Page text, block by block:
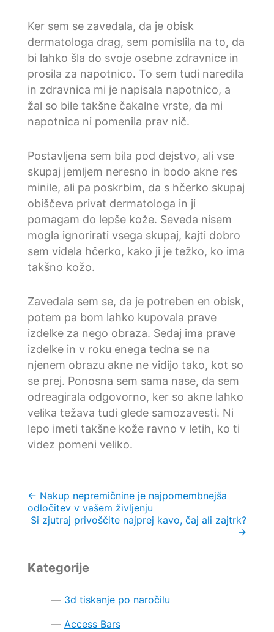
Ker sem se zavedala, da je obisk
dermatologa drag, sem pomislila na to, da
bi lahko šla do svoje osebne zdravnice in
prosila za napotnico. To sem tudi naredila
in zdravnica mi je napisala napotnico, a
žal so bile takšne čakalne vrste, da mi
napotnica ni pomenila prav nič.
Postavljena sem bila pod dejstvo, ali vse
skupaj jemljem neresno in bodo akne res
minile, ali pa poskrbim, da s hčerko skupaj
obiščeva privat dermatologa in ji
pomagam do lepše kože. Seveda nisem
mogla ignorirati vsega skupaj, kajti dobro
sem videla hčerko, kako ji je težko, ko ima
takšno kožo.
Zavedala sem se, da je potreben en obisk,
potem pa bom lahko kupovala prave
izdelke za nego obraza. Sedaj ima prave
izdelke in v roku enega tedna se na
njenem obrazu akne ne vidijo tako, kot so
se prej. Ponosna sem sama nase, da sem
odreagirala odgovorno, ker so akne lahko
velika težava tudi glede samozavesti. Ni
lepo imeti takšne kože ravno v letih, ko ti
videz pomeni veliko.
Navigacija
prispevka
← Nakup nepremičnine je najpomembnejša
odločitev v vašem življenju
Si zjutraj privoščite najprej kavo, čaj ali zajtrk?
→
Kategorije
3d tiskanje po naročilu
Access Bars